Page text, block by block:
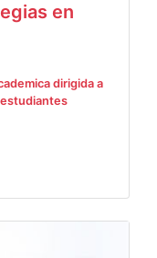
en
dirigida a